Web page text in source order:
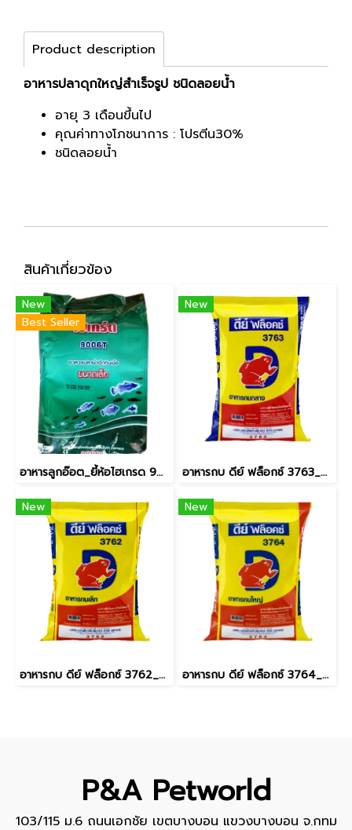
Product description
อาหารปลาดุกใหญ่สำเร็จรูป ชนิดลอยน้ำ
อายุ 3 เดือนขึ้นไป
คุณค่าทางโภชนาการ : โปรตีน30%
ชนิดลอยน้ำ
สินค้าเกี่ยวข้อง
New
Best Seller
อาหารลูกอ๊อต_ยี้ห้อไฮเกรด 9006T_กบอายุ2สัปดาห์ [ยกกระสอบ 20kg]
New
อาหารกบ ดีย์ ฟล็อกซ์ 3763_กบขนาดกลาง [20kg]
New
อาหารกบ ดีย์ ฟล็อกซ์ 3762_กบขนาด5-10กรัม [20kg]
New
อาหารกบ ดีย์ ฟล็อกซ์ 3764_กบใหญ่_[20kg]
P&A Petworld
103/115 ม.6 ถนนเอกชัย เขตบางบอน แขวงบางบอน จ.กทม